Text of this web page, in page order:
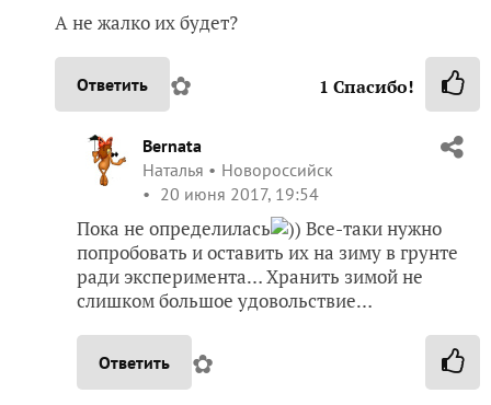
А не жалко их будет?
Ответить ✿ 1 Спасибо!
Bernata
Наталья
Новороссийск
20 июня 2017, 19:54
Пока не определилась
)) Все-таки нужно
попробовать и оставить их на зиму в грунте
ради эксперимента… Хранить зимой не
слишком большое удовольствие…
Ответить ✿